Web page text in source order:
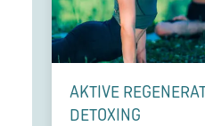
AKTIVE
DETOXING